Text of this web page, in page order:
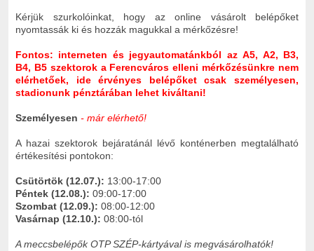
Kérjük szurkolóinkat, hogy az online vásárolt belépőket
nyomtassák ki és hozzák magukkal a mérkőzésre!
Fontos: interneten és jegyautomatánkból azA5, A2, B3,
B4, B5 szektorok a Ferencváros elleni mérkőzésünkre nem
elérhetőek, ide érvényes belépőket csak személyesen,
stadionunk pénztárában lehet kiváltani!
Személyesen - már elérhető!
A hazai szektorok bejáratánál lévő konténerben megtalálható
értékesítési pontokon:
Csütörtök (12.07.): 13:00-17:00
Péntek (12.08.): 09:00-17:00
Szombat (12.09.): 08:00-12:00
Vasárnap (12.10.): 08:00-tól
A meccsbelépők OTP SZÉP-kártyával is megvásárolhatók!